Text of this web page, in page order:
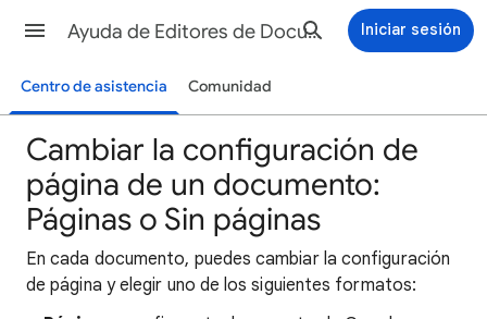
Ayuda de Editores de Documentos de Google Iniciar sesión
Centro de asistencia Comunidad
Cambiar la configuración de
página de un documento:
Páginas o Sin páginas
En cada documento, puedes cambiar la configuración
de página y elegir uno de los siguientes formatos: